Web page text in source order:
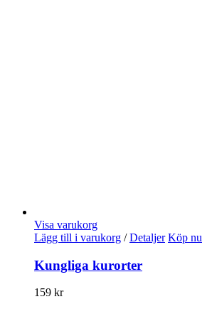
Visa varukorg
Lägg till i varukorg / Detaljer Köp nu
Kungliga kurorter
159 kr